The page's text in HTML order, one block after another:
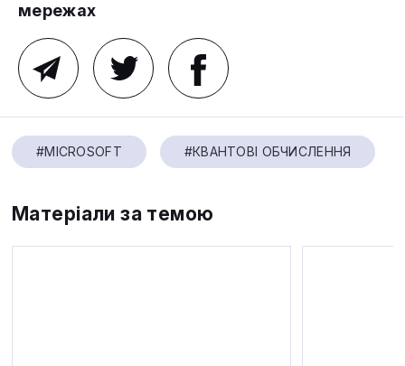
мережах
#MICROSOFT #КВАНТОВІ ОБЧИСЛЕННЯ
Матеріали за темою